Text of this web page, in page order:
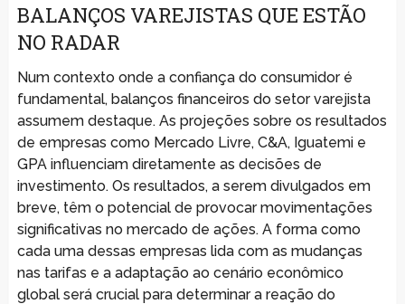
BALANÇOS VAREJISTAS QUE ESTÃO
NO RADAR
Num contexto onde a confiança do consumidor é
fundamental, balanços financeiros do setor varejista
assumem destaque. As projeções sobre os resultados
de empresas como Mercado Livre, C&A, Iguatemi e
GPA influenciam diretamente as decisões de
investimento. Os resultados, a serem divulgados em
breve, têm o potencial de provocar movimentações
significativas no mercado de ações. A forma como
cada uma dessas empresas lida com as mudanças
nas tarifas e a adaptação ao cenário econômico
global será crucial para determinar a reação do